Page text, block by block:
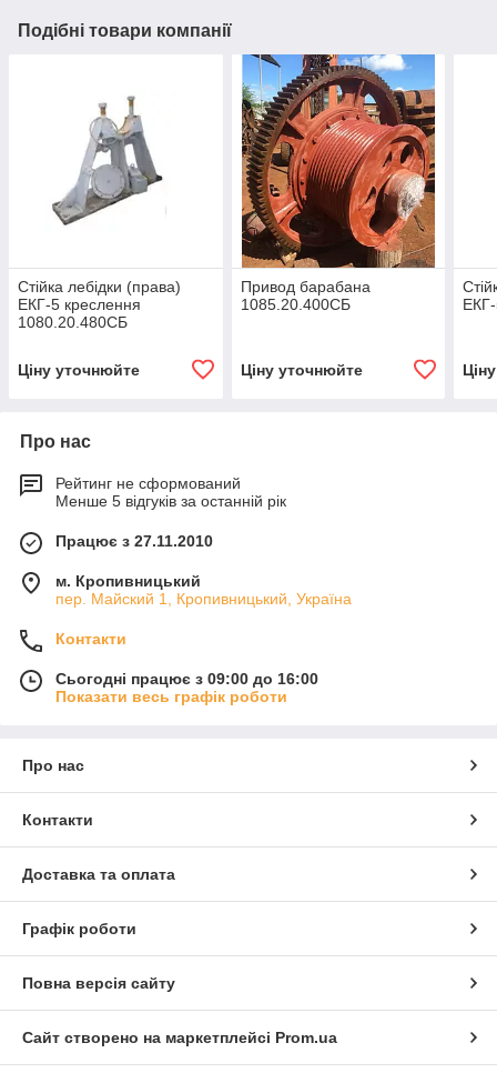
Подібні товари компанії
Стійка лебідки (права)
ЕКГ-5 креслення
1080.20.480СБ
ЕКГ-5, ЕКГ-5А)
Ціну уточнюйте
Привод барабана
1085.20.400СБ
Ціну уточнюйте
Про нас
Рейтинг не сформований
Менше 5 відгуків за останній рік
Працює з 27.11.2010
м. Кропивницький
пер. Майский 1, Кропивницький, Україна
Контакти
Сьогодні працює з 09:00 до 16:00
Показати весь графік роботи
Про нас
Контакти
Доставка та оплата
Графік роботи
Повна версія сайту
Сайт створено на маркетплейсі Prom.ua